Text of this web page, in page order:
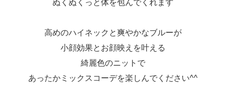
ぬくぬくっと体を包んでくれます
高めのハイネックと爽やかなブルーが
小顔効果とお顔映えを叶える
綺麗色のニットで
あったかミックスコーデを楽しんでください^^